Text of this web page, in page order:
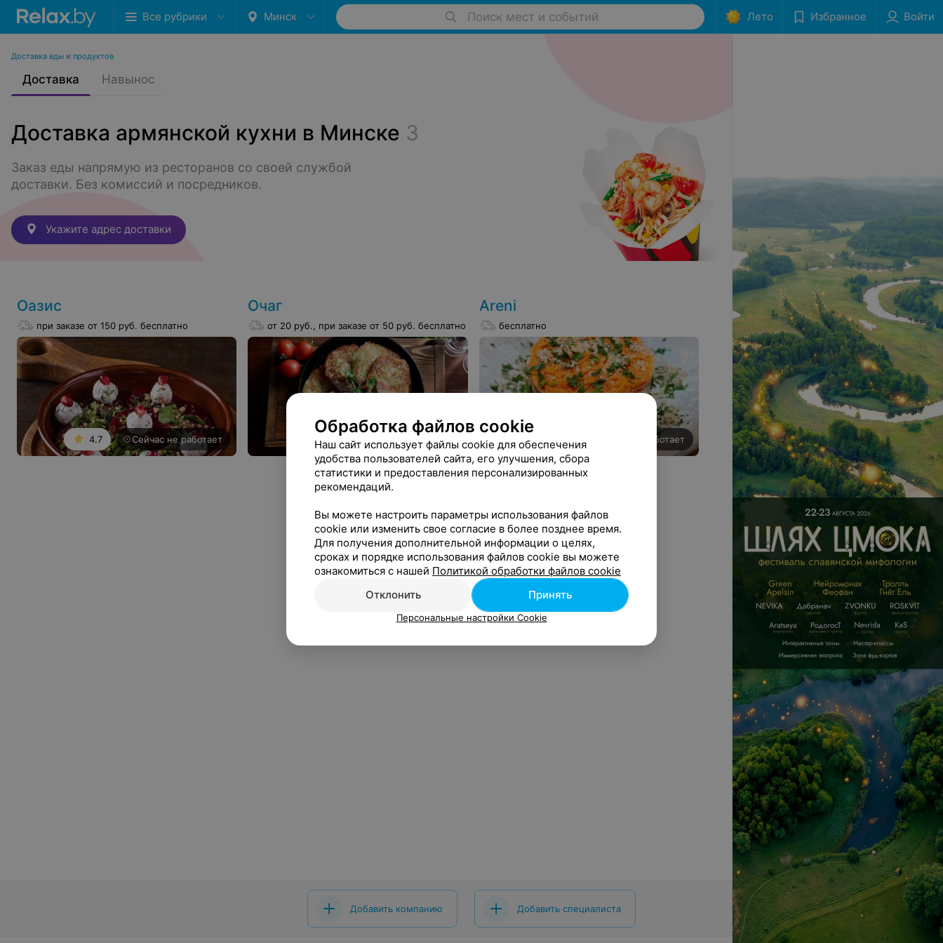
Все рубрики Минск Поиск мест и событий Лето Избранное Войти
Доставка еды и продуктов
Доставка Навынос
Доставка армянской кухни в Минске 3
Заказ еды напрямую из ресторанов со своей службой
доставки. Без комиссий и посредников.
Укажите адрес доставки
Оазис
при заказе от 150 руб. бесплатно
4.7 Сейчас не работает
Очаг
от 20 руб., при заказе от 50 руб. бесплатно
4.2 Сейчас не работает
Areni
бесплатно
Сейчас не работает
Добавить компанию Добавить специалиста
Обработка файлов cookie
Наш сайт использует файлы cookie для обеспечения
удобства пользователей сайта, его улучшения, сбора
статистики и предоставления персонализированных
рекомендаций.
Вы можете настроить параметры использования файлов
cookie или изменить свое согласие в более позднее время.
Для получения дополнительной информации о целях,
сроках и порядке использования файлов cookie вы можете
ознакомиться с нашей Политикой обработки файлов cookie
Отклонить
Принять
Персональные настройки Cookie